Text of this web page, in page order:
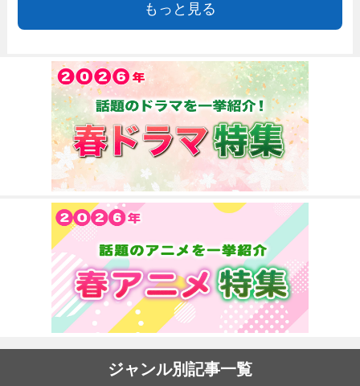
もっと見る
ジャンル別記事一覧